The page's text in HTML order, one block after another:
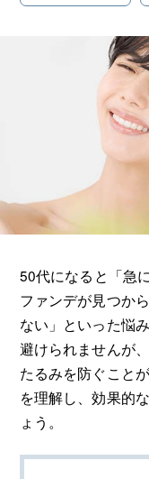
50代になると「急
ファンデが見つか
ない」といった悩
避けられませんが
たるみを防ぐこと
を理解し、効果的
ょう。